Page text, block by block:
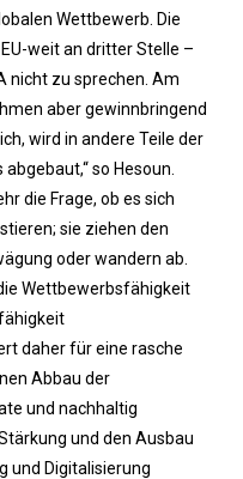
Wettbewerb. Die
weit an dritter Stelle –
nicht zu sprechen. Am
aber gewinnbringend
wird in andere Teile der
so Hesoun.
die Frage, ob es sich
sie ziehen den
oder wandern ab.
Wettbewerbsfähigkeit
daher für eine rasche
Abbau der
und nachhaltig
und den Ausbau
und Digitalisierung